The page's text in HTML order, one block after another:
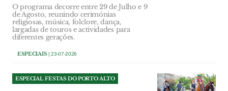
O programa decorre entre 29 de Julho e 9
de Agosto, reunindo cerimónias
religiosas, música, folclore, dança,
largadas de touros e actividades para
diferentes gerações.
ESPECIAIS| 23-07-2026
ESPECIAL FESTAS DO PORTO ALTO